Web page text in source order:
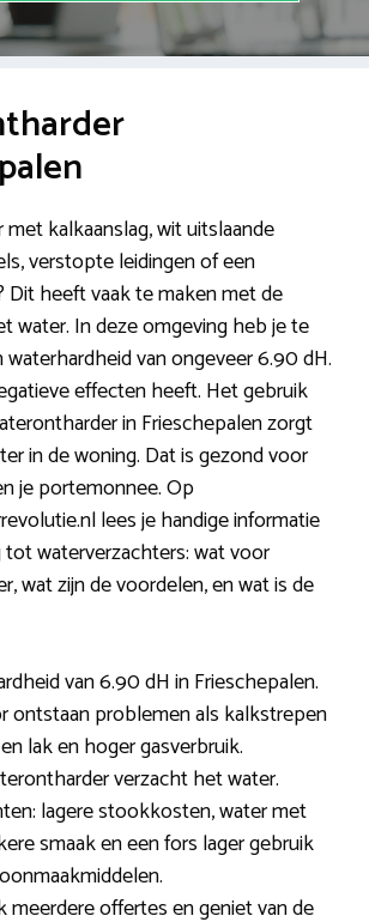
met kalkaanslag, wit uitslaande
verstopte leidingen of een
Dit heeft vaak te maken met de
water. In deze omgeving heb je te
van ongeveer 6.90 dH.
effecten heeft. Het gebruik
in Frieschepalen zorgt
in de woning. Dat is gezond voor
je portemonnee. Op
lees je handige informatie
waterverzachters: wat voor
wat zijn de voordelen, en wat is de
van 6.90 dH in Frieschepalen.
ontstaan problemen als kalkstrepen
lak en hoger gasverbruik.
verzacht het water.
lagere stookkosten, water met
smaak en een fors lager gebruik
meerdere offertes en geniet van de